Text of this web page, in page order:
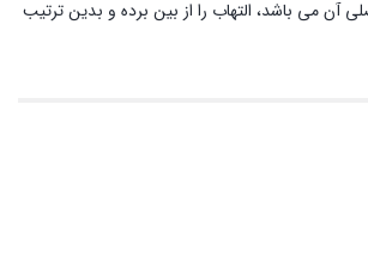
می باشد، التهاب را از بین برده و بدین ترتیب